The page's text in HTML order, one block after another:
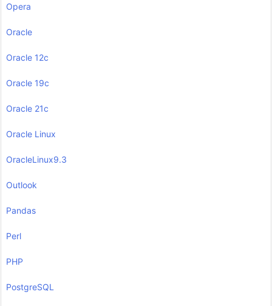
Opera
Oracle
Oracle 12c
Oracle 19c
Oracle 21c
Oracle Linux
OracleLinux9.3
Outlook
Pandas
Perl
PHP
PostgreSQL